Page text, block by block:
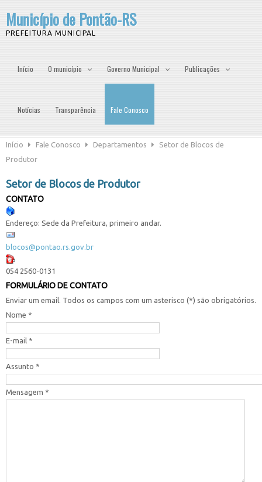
Município de Pontão-RS
PREFEITURA MUNICIPAL
Início O município Governo Municipal Publicações
Notícias Transparência Fale Conosco
Início Fale Conosco Departamentos
Setor de Blocos de
Produtor
Setor de Blocos de Produtor
CONTATO
Endereço: Sede da Prefeitura, primeiro andar.
blocos@pontao.rs.gov.br
054 2560-0131
FORMULÁRIO DE CONTATO
Enviar um email. Todos os campos com um asterisco (*) são obrigatórios.
Nome *
E-mail *
Assunto *
Mensagem *